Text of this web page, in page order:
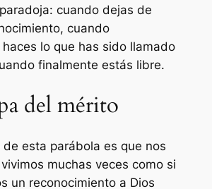
cuando dejas de
cuando
lo que has sido llamado
finalmente estás libre.
del mérito
esta parábola es que nos
muchas veces como si
un reconocimiento a Dios